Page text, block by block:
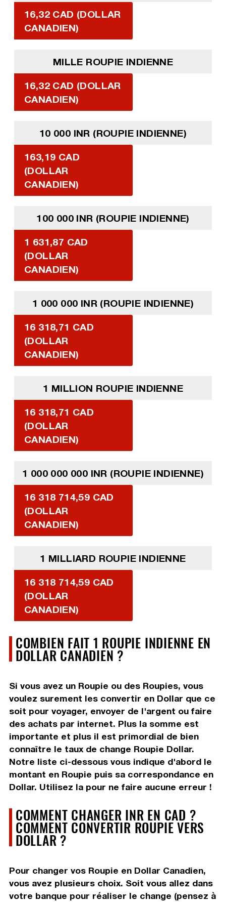
16,32 CAD (DOLLAR
CANADIEN)
MILLE ROUPIE INDIENNE
16,32 CAD (DOLLAR
CANADIEN)
10 000 INR (ROUPIE INDIENNE)
163,19 CAD
(DOLLAR
CANADIEN)
100 000 INR (ROUPIE INDIENNE)
1 631,87 CAD
(DOLLAR
CANADIEN)
1 000 000 INR (ROUPIE INDIENNE)
16 318,71 CAD
(DOLLAR
CANADIEN)
1 MILLION ROUPIE INDIENNE
16 318,71 CAD
(DOLLAR
CANADIEN)
1 000 000 000 INR (ROUPIE INDIENNE)
16 318 714,59 CAD
(DOLLAR
CANADIEN)
1 MILLIARD ROUPIE INDIENNE
16 318 714,59 CAD
(DOLLAR
CANADIEN)
COMBIEN FAIT 1 ROUPIE INDIENNE EN
DOLLAR CANADIEN ?
Si vous avez un Roupie ou des Roupies, vous
voulez surement les convertir en Dollar que ce
soit pour voyager, envoyer de l'argent ou faire
des achats par internet. Plus la somme est
importante et plus il est primordial de bien
connaître le taux de change Roupie Dollar.
Notre liste ci-dessous vous indique d'abord le
montant en Roupie puis sa correspondance en
Dollar. Utilisez la pour ne faire aucune erreur !
COMMENT CHANGER INR EN CAD ?
COMMENT CONVERTIR ROUPIE VERS
DOLLAR ?
Pour changer vos Roupie en Dollar Canadien,
vous avez plusieurs choix. Soit vous allez dans
votre banque pour réaliser le change (pensez à